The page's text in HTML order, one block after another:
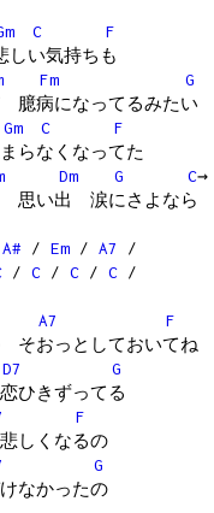
C
F
い気持ちも
Fm
G
臆病になってるみたい
Gm C
F
らなくなってた
Dm G C→
思い出 涙にさよなら
A# / Em / A7
/
/ C / C / C /
A7
F
そおっとしておいてね
D7
G
ひきずってる
F
しくなるの
G
なかったの